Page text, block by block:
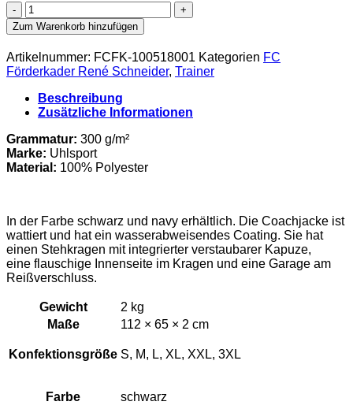
FC
Förderkader
René
Schneider
-
Coach
Jacke
Erwachsene
Menge
Zum Warenkorb hinzufügen
Artikelnummer: FCFK-100518001 Kategorien FC
Förderkader René Schneider, Trainer
Beschreibung
Zusätzliche Informationen
Grammatur: 300 g/m²
Marke: Uhlsport
Material : 100% Polyester
In der Farbe schwarz und navy erhältlich. Die Coachjacke ist
wattiert und hat ein wasserabweisendes Coating. Sie hat
einen Stehkragen mit integrierter verstaubarer Kapuze,
eine flauschige Innenseite im Kragen und eine Garage am
Reißverschluss.
Gewicht
2 kg
Maße
112 × 65 × 2 cm
Konfektionsgröße S, M, L, XL, XXL, 3XL
Farbe schwarz